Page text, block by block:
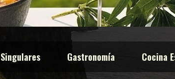
Gastronomía Cocina